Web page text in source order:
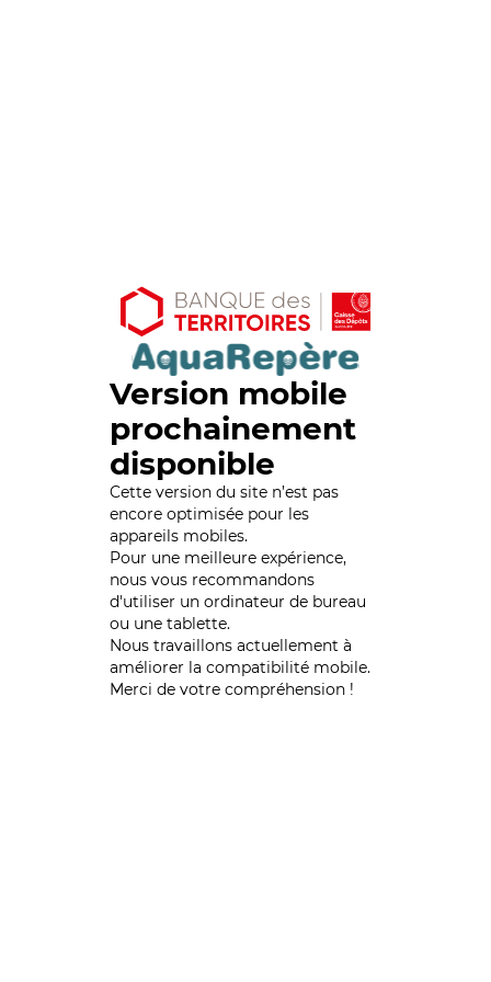
Version mobile
prochainement
disponible
Cette version du site n’est pas
encore optimisée pour les
appareils mobiles.
Pour une meilleure expérience,
nous vous recommandons
d'utiliser un ordinateur de bureau
ou une tablette.
Nous travaillons actuellement à
améliorer la compatibilité mobile.
Merci de votre compréhension !